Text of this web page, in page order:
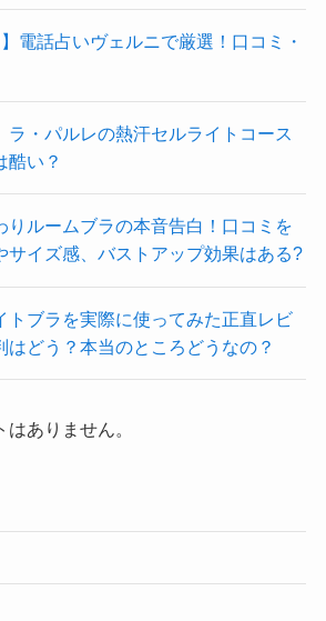
電話占いヴェルニで厳選！口コミ・
ラ・パルレの熱汗セルライトコース
酷い？
りルームブラの本音告白！口コミを
サイズ感、バストアップ効果はある?
トブラを実際に使ってみた正直レビ
はどう？本当のところどうなの？
ありません。